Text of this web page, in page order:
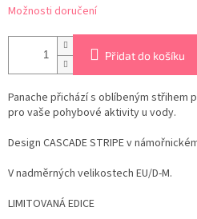
Možnosti doručení
Přidat do košíku
Panache přichází s oblíbeným střihem
pro vaše pohybové aktivity u vody.
Design CASCADE STRIPE v
V nadměrných velikostech EU/D-M.
LIMITOVANÁ EDICE